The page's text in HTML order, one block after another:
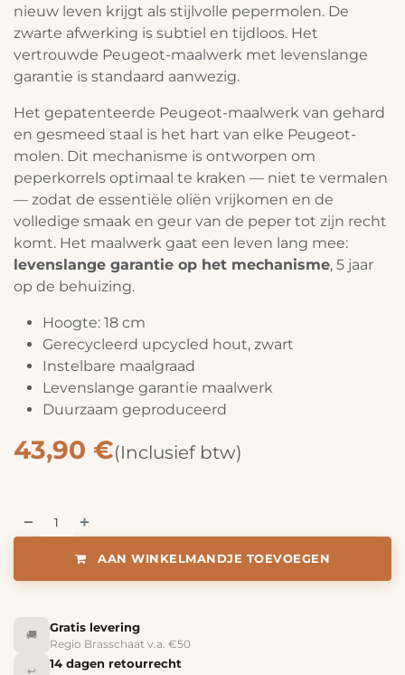
nieuw leven krijgt als stijlvolle pepermolen. De
zwarte afwerking is subtiel en tijdloos. Het
vertrouwde Peugeot-maalwerk met levenslange
garantie is standaard aanwezig.
Het gepatenteerde Peugeot-maalwerk van gehard
en gesmeed staal is het hart van elke Peugeot-
molen. Dit mechanisme is ontworpen om
peperkorrels optimaal te kraken — niet te vermalen
— zodat de essentiële oliën vrijkomen en de
volledige smaak en geur van de peper tot zijn recht
komt. Het maalwerk gaat een leven lang mee:
levenslange garantie op het mechanisme, 5 jaar
op de behuizing.
Hoogte: 18 cm
Gerecycleerd upcycled hout, zwart
Instelbare maalgraad
Levenslange garantie maalwerk
Duurzaam geproduceerd
43,90 €(Inclusief btw)
AAN WINKELMANDJE TOEVOEGEN
🚚
Gratis levering
Regio Brasschaat v.a. €50
↩️
14 dagen retourrecht